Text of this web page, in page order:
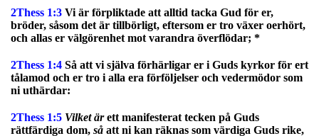
2Thess 1:3 Vi är förpliktade att alltid tacka Gud för er,
bröder, såsom det är tillbörligt, eftersom er tro växer oerhört,
och allas er välgörenhet mot varandra överflödar; *
2Thess 1:4 Så att vi själva förhärligar er i Guds kyrkor för ert
tålamod och er tro i alla era förföljelser och vedermödor som
ni uthärdar:
2Thess 1:5 Vilket ärett manifesterat tecken på Guds
rättfärdiga dom, så att ni kan räknas som värdiga Guds rike,